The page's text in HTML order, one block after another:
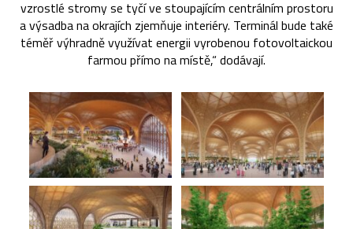
vzrostlé stromy se tyčí ve stoupajícím centrálním prostoru
a výsadba na okrajích zjemňuje interiéry. Terminál bude také
téměř výhradně využívat energii vyrobenou fotovoltaickou
farmou přímo na místě,“ dodávají.